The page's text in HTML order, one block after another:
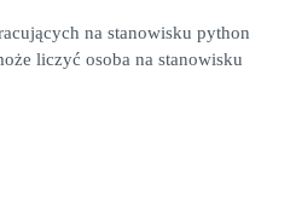
na stanowisku python
liczyć osoba na stanowisku